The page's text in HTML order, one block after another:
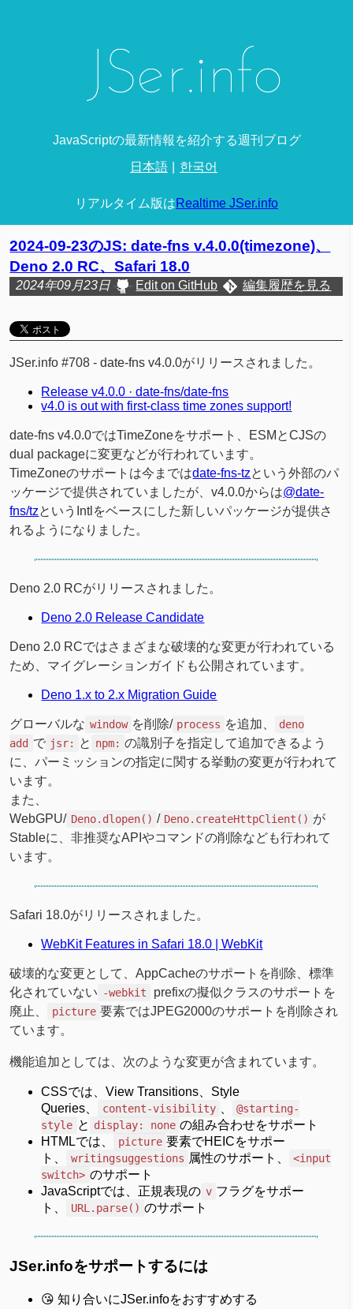
JavaScriptの最新情報を紹介する週刊ブログ
日本語 한국어
リアルタイム版はRealtime JSer.info
2024-09-23のJS: date-fns v.4.0.0(timezone)、
Deno 2.0 RC、Safari 18.0
2024年09月23日 Edit on GitHub 編集履歴を見る
JSer.info #708 - date-fns v4.0.0がリリースされました。
Release v4.0.0 · date-fns/date-fns
v4.0 is out with first-class time zones support!
date-fns v4.0.0ではTimeZoneをサポート、ESMとCJSの
dual packageに変更などが行われています。
TimeZoneのサポートは今まではdate-fns-tzという外部のパ
ッケージで提供されていましたが、v4.0.0からは@date-
fns/tzというIntlをベースにした新しいパッケージが提供さ
れるようになりました。
Deno 2.0 RCがリリースされました。
Deno 2.0 Release Candidate
Deno 2.0 RCではさまざまな破壊的な変更が行われている
ため、マイグレーションガイドも公開されています。
Deno 1.x to 2.x Migration Guide
グローバルな window を削除/ process を追加、
deno
add で jsr: と npm: の識別子を指定して追加できるよう
に、パーミッションの指定に関する挙動の変更が行われて
います。
また、
WebGPU/ Deno.dlopen() / Deno.createHttpClient() が
Stableに、非推奨なAPIやコマンドの削除なども行われて
います。
Safari 18.0がリリースされました。
WebKit Features in Safari 18.0 | WebKit
破壊的な変更として、AppCacheのサポートを削除、標準
化されていない -webkit
prefixの擬似クラスのサポートを
廃止、
picture 要素ではJPEG2000のサポートを削除され
ています。
機能追加としては、次のような変更が含まれています。
CSSでは、View Transitions、Style
Queries、
content-visibility
@starting-
style と display: none の組み合わせをサポート
HTMLでは、
picture 要素でHEICをサポー
ト、
writingsuggestions 属性のサポート、
<input
switch> のサポート
JavaScriptでは、正規表現の v フラグをサポー
ト、
URL.parse() のサポート
JSer.infoをサポートするには
😘 知り合いにJSer.infoをおすすめする